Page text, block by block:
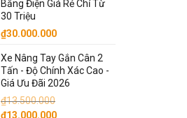
Bằng Điện Giá Rẻ Chỉ Từ
30 Triệu
₫30.000.000
Xe Nâng Tay Gắn Cân 2
Tấn - Độ Chính Xác Cao -
Giá Ưu Đãi 2026
₫13.500.000
Giá
₫13.000.000Giá